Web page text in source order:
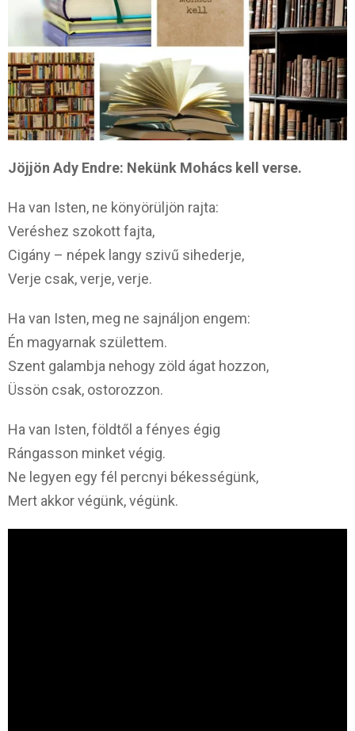
Jöjjön Ady Endre: Nekünk Mohács kell verse.
Ha van Isten, ne könyörüljön rajta:
Veréshez szokott fajta,
Cigány – népek langy szivű sihederje,
Verje csak, verje, verje.
Ha van Isten, meg ne sajnáljon engem:
Én magyarnak születtem.
Szent galambja nehogy zöld ágat hozzon,
Üssön csak, ostorozzon.
Ha van Isten, földtől a fényes égig
Rángasson minket végig.
Ne legyen egy fél percnyi békességünk,
Mert akkor végünk, végünk.